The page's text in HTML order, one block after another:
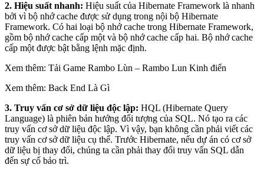
2. Hiệu suất nhanh: Hiệu suất của Hibernate Framework là nhanh
bởi vì bộ nhớ cache được sử dụng trong nội bộ Hibernate
Framework. Có hai loại bộ nhớ cache trong Hibernate Framework,
gồm bộ nhớ cache cấp một và bộ nhớ cache cấp hai. Bộ nhớ cache
cấp một được bật bằng lệnh mặc định.
Xem thêm: Tải Game Rambo Lùn – Rambo Lun Kinh điển
Xem thêm: Back End Là Gì
3. Truy vấn cơ sở dữ liệu độc lập: HQL (Hibernate Query
Language) là phiên bản hướng đối tượng của SQL. Nó tạo ra các
truy vấn cơ sở dữ liệu độc lập. Vì vậy, bạn không cần phải viết các
truy vấn cơ sở dữ liệu cụ thể. Trước Hibernate, nếu dự án có cơ sở
dữ liệu bị thay đổi, chúng ta cần phải thay đổi truy vấn SQL dẫn
đến sự cố bảo trì.